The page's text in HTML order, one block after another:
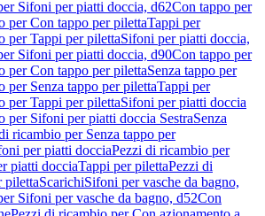
Sifoni per piatti doccia, d62Con tappo per
per Con tappo per pilettaTappi per
per Tappi per pilettaSifoni per piatti doccia,
Sifoni per piatti doccia, d90Con tappo per
per Con tappo per pilettaSenza tappo per
per Senza tappo per pilettaTappi per
per Tappi per pilettaSifoni per piatti doccia
per Sifoni per piatti doccia SestraSenza
ricambio per Senza tappo per
per piatti docciaPezzi di ricambio per
piatti docciaTappi per pilettaPezzi di
pilettaScarichiSifoni per vasche da bagno,
Sifoni per vasche da bagno, d52Con